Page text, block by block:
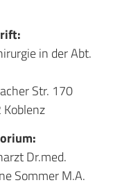
in der Abt.
Str. 170
Dr.med.
Sommer M.A.